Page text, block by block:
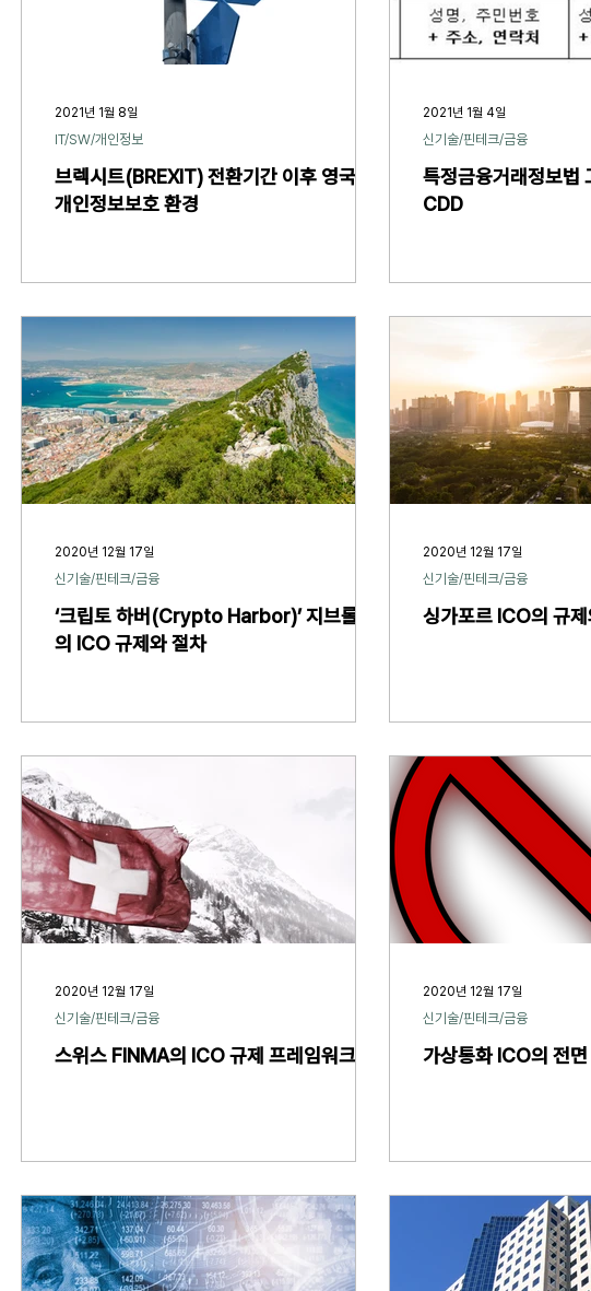
브렉시트(BREXIT) 전환기간 이후 영국의
개인정보보호 환경
IT/SW/개인정보
2021년 1월 8일
특정금융거래정보법
CDD
신기술/핀테크/금융
2021년 1월 4일
‘크립토 하버(Crypto Harbor)’ 지브롤터
의 ICO 규제와 절차
신기술/핀테크/금융
2020년 12월 17일
싱가포르 ICO의 규
신기술/핀테크/금융
2020년 12월 17일
스위스 FINMA의 ICO 규제 프레임워크
신기술/핀테크/금융
2020년 12월 17일
가상통화 ICO의 전면
신기술/핀테크/금융
2020년 12월 17일